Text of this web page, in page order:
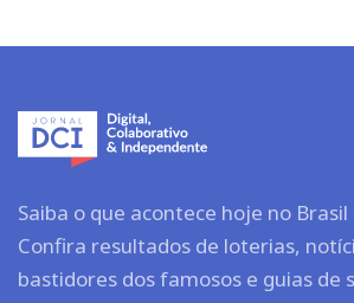
Saiba o que acontece hoje no
Confira resultados de loterias,
bastidores dos famosos e guias de